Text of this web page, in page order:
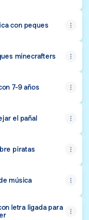
con peques
minecrafters
7-9 años
el pañal
piratas
música
letra ligada para